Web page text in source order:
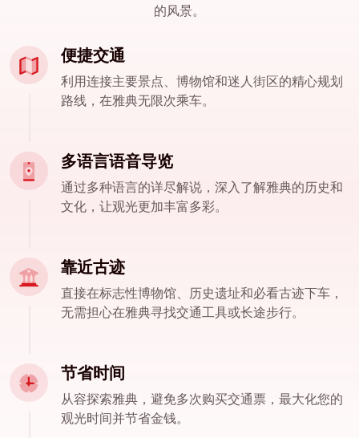
的风景。
便捷交通
利用连接主要景点、博物馆和迷人街区的精心规划
路线，在雅典无限次乘车。
多语言语音导览
通过多种语言的详尽解说，深入了解雅典的历史和
文化，让观光更加丰富多彩。
靠近古迹
直接在标志性博物馆、历史遗址和必看古迹下车，
无需担心在雅典寻找交通工具或长途步行。
节省时间
从容探索雅典，避免多次购买交通票，最大化您的
观光时间并节省金钱。